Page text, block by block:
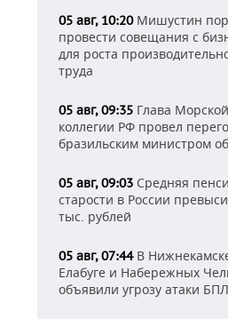
05 авг, 10:20Мишустин
провести совещания с
для роста
труда
05 авг, 09:35 Глава Морской
коллегии РФ провел
бразильским министром
05 авг, 09:03 Средняя
старости в России
тыс. рублей
05 авг, 07:44В
Елабуге и Набережных
объявили угрозу атаки